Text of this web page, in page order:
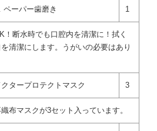
ペーパー歯磨き 1
！断水時でも口腔内を清潔に！拭く
清潔にします。うがいの必要はあり
タープロテクトマスク 3
布マスクが3セット入っています。